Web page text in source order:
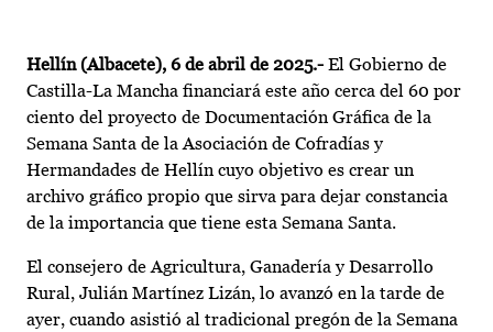
Hellín (Albacete), 6 de abril de 2025.- El Gobierno de
Castilla-La Mancha financiará este año cerca del 60 por
ciento del proyecto de Documentación Gráfica de la
Semana Santa de la Asociación de Cofradías y
Hermandades de Hellín cuyo objetivo es crear un
archivo gráfico propio que sirva para dejar constancia
de la importancia que tiene esta Semana Santa.
El consejero de Agricultura, Ganadería y Desarrollo
Rural, Julián Martínez Lizán, lo avanzó en la tarde de
ayer, cuando asistió al tradicional pregón de la Semana